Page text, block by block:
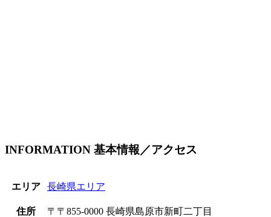
INFORMATION 基本情報／アクセス
エリア 長崎県エリア
住所 〒〒855-0000 長崎県島原市新町二丁目